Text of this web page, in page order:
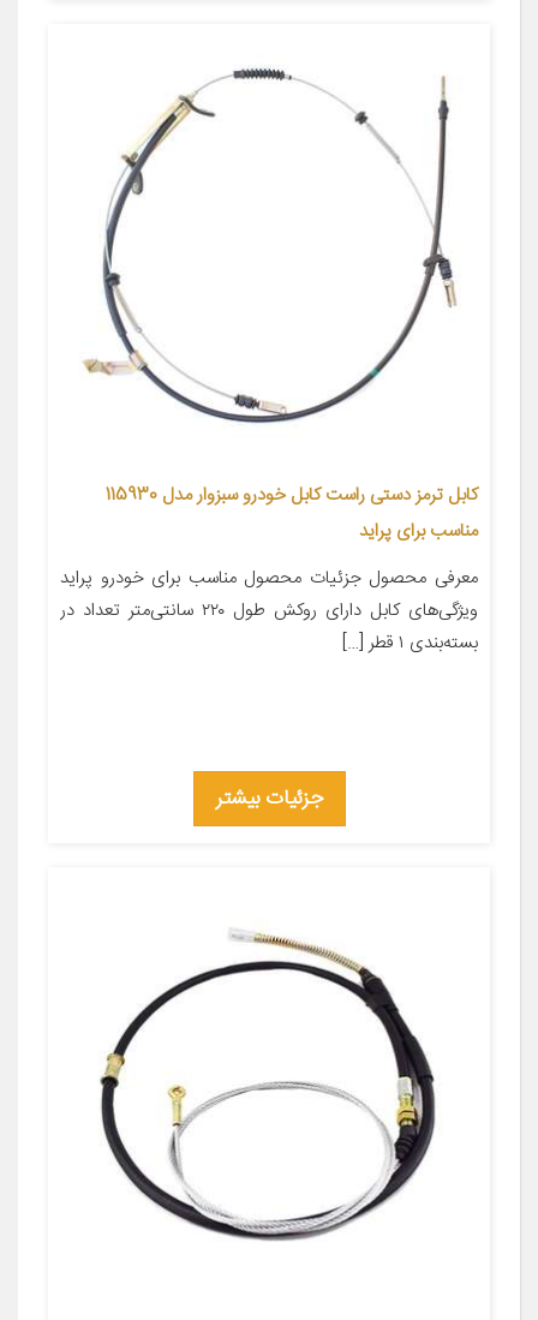
کابل ترمز دستی راست کابل خودرو سبزوار مدل 115930
مناسب برای پراید
معرفی محصول جزئیات محصول مناسب برای خودرو پراید
ویژگی‌های کابل دارای روکش طول ۲۲۰ سانتی‌متر تعداد در
بسته‌بندی ۱ قطر […]
جزئیات بیشتر